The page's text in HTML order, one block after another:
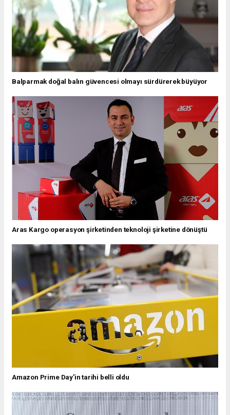
Balparmak doğal balın güvencesi olmayı sürdürerek büyüyor
Aras Kargo operasyon şirketinden teknoloji şirketine dönüştü
Amazon Prime Day'in tarihi belli oldu